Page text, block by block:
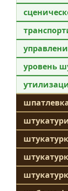
уровень